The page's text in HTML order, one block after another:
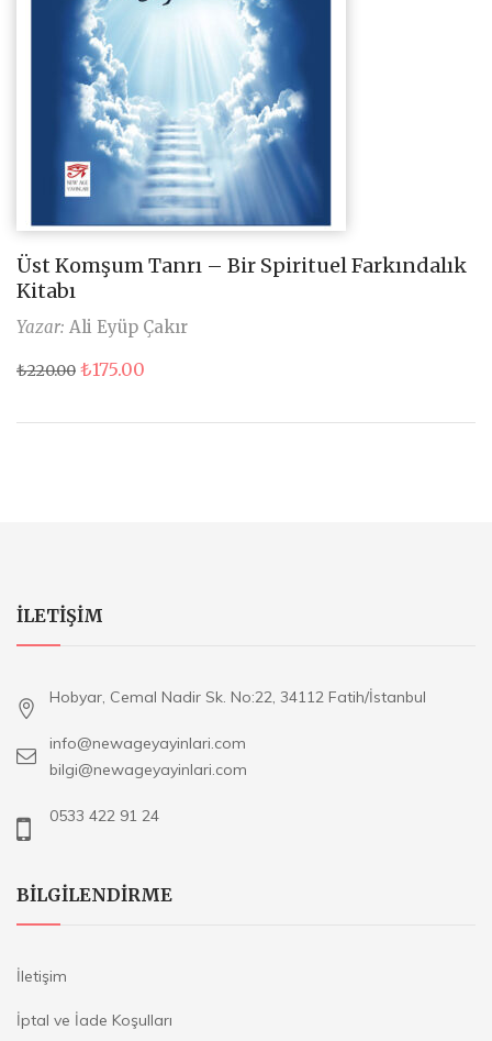
Üst Komşum Tanrı – Bir Spirituel Farkındalık
Kitabı
Yazar: Ali Eyüp Çakır
₺220.00 Orijinal
₺175.00
₺175.00.
ILETIŞIM
Hobyar, Cemal Nadir Sk. No:22, 34112 Fatih/İstanbul
info@newageyayinlari.com
bilgi@newageyayinlari.com
0533 422 91 24
BILGILENDIRME
İletişim
İptal ve İade Koşulları